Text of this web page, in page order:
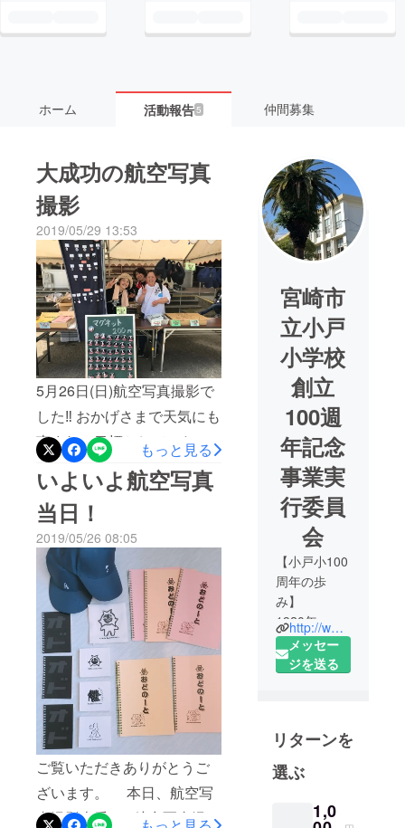
ホーム 活動報告5 仲間募集
大成功の航空写真
撮影
2019/05/29 13:53
5月26日(日)航空写真撮影で
した‼ おかげさまで天気にも
恵まれ、目標としていた
1000人も無事集まりました‼
ほんとにありがとうござい
ました！ *小戸小グッズ販
売 あっという間に売り切れ
るグッズも多数‼ *寄付・
募金・Tシャツ販売受付 多
数の寄付金や募金、小戸小
オリジナルのTシャツ・タオ
ルの購入をして頂きまし
た！ *自然からの贈り物
なんと‼‼ 航空写真する直
前、空に本物の虹が出現‼‼
人文字に虹をモチーフとし
てたので参加者みなさん、
本物の虹を見て大興奮‼ さら
もっと見る
いよいよ航空写真
当日！
2019/05/26 08:05
ご覧いただきありがとうご
ざいます。 本日、航空写
真撮影本番！ 航空写真撮影
宮崎市
立小戸
小学校
創立
100週
年記念
事業実
行委員
会
【小戸小100
周年の歩
み】
1920年 宮
崎郡第二宮
崎尋常小学
崎市第二尋
常小学校と
改称
崎市第二宮
http://www.mcnet.ed.jp/nc/odo-s/htdocs/
メッセー
ジを送る
リターンを
選ぶ
1,0